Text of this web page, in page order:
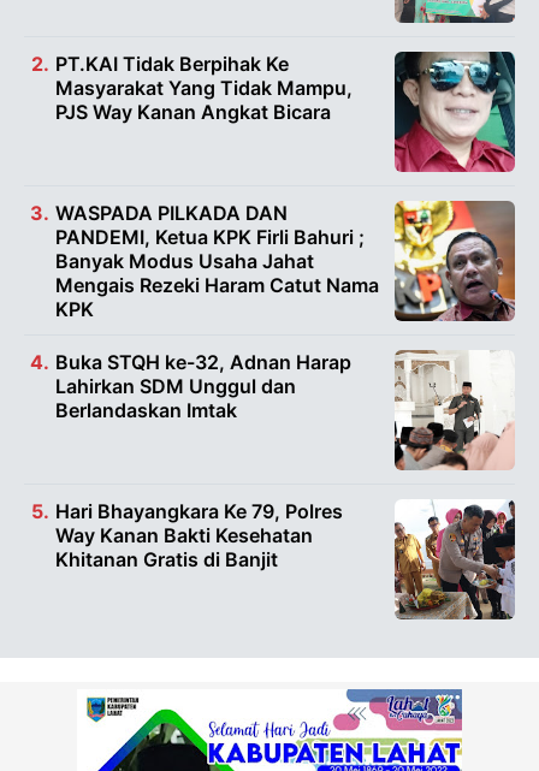
PT.KAI Tidak Berpihak Ke
Masyarakat Yang Tidak Mampu,
PJS Way Kanan Angkat Bicara
WASPADA PILKADA DAN
PANDEMI, Ketua KPK Firli Bahuri ;
Banyak Modus Usaha Jahat
Mengais Rezeki Haram Catut Nama
KPK
Buka STQH ke-32, Adnan Harap
Lahirkan SDM Unggul dan
Berlandaskan Imtak
Hari Bhayangkara Ke 79, Polres
Way Kanan Bakti Kesehatan
Khitanan Gratis di Banjit